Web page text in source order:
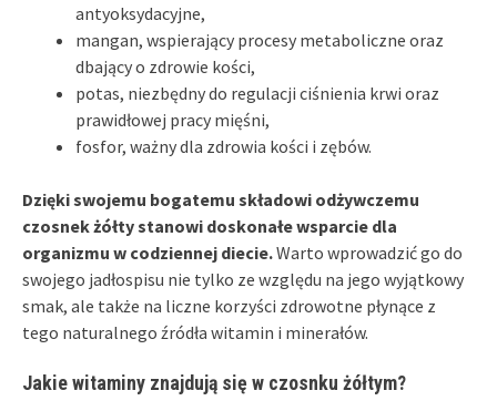
antyoksydacyjne,
mangan, wspierający procesy metaboliczne oraz
dbający o zdrowie kości,
potas, niezbędny do regulacji ciśnienia krwi oraz
prawidłowej pracy mięśni,
fosfor, ważny dla zdrowia kości i zębów.
Dzięki swojemu bogatemu składowi odżywczemu
czosnek żółty stanowi doskonałe wsparcie dla
organizmu w codziennej diecie.Warto wprowadzić go do
swojego jadłospisu nie tylko ze względu na jego wyjątkowy
smak, ale także na liczne korzyści zdrowotne płynące z
tego naturalnego źródła witamin i minerałów.
Jakie witaminy znajdują się w czosnku żółtym?